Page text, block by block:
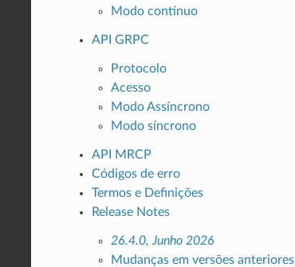
Modo contínuo
API GRPC
Protocolo
Acesso
Modo Assíncrono
Modo síncrono
API MRCP
Códigos de erro
Termos e Definições
Release Notes
26.4.0, Junho 2026
Mudanças em versões anteriores